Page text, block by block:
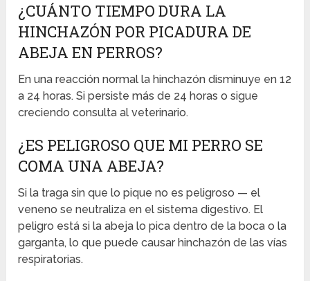
¿CUÁNTO TIEMPO DURA LA
HINCHAZÓN POR PICADURA DE
ABEJA EN PERROS?
En una reacción normal la hinchazón disminuye en 12
a 24 horas. Si persiste más de 24 horas o sigue
creciendo consulta al veterinario.
¿ES PELIGROSO QUE MI PERRO SE
COMA UNA ABEJA?
Si la traga sin que lo pique no es peligroso — el
veneno se neutraliza en el sistema digestivo. El
peligro está si la abeja lo pica dentro de la boca o la
garganta, lo que puede causar hinchazón de las vías
respiratorias.